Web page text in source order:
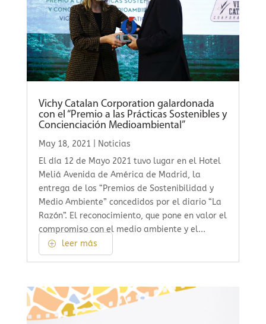
Vichy Catalan Corporation galardonada
con el “Premio a las Prácticas Sostenibles y
Concienciación Medioambiental”
May 18, 2021
Noticias
El día 12 de Mayo 2021 tuvo lugar en el Hotel
Meliá Avenida de América de Madrid, la
entrega de los “Premios de Sostenibilidad y
Medio Ambiente” concedidos por el diario “La
Razón”. El reconocimiento, que pone en valor el
compromiso con el medio ambiente y el...
leer más